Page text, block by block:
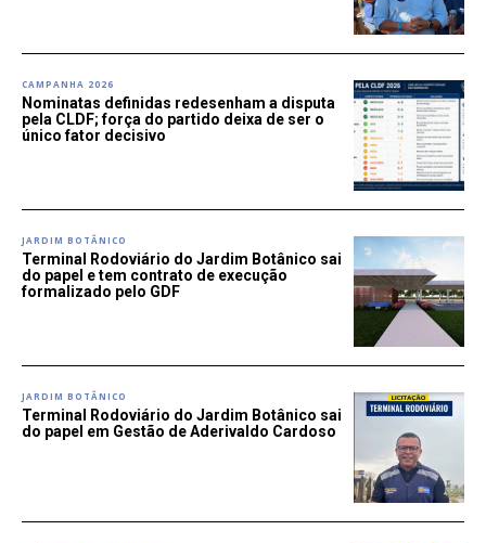
CAMPANHA 2026
Nominatas definidas redesenham a disputa
pela CLDF; força do partido deixa de ser o
único fator decisivo
JARDIM BOTÂNICO
Terminal Rodoviário do Jardim Botânico sai
do papel e tem contrato de execução
formalizado pelo GDF
JARDIM BOTÂNICO
Terminal Rodoviário do Jardim Botânico sai
do papel em Gestão de Aderivaldo Cardoso